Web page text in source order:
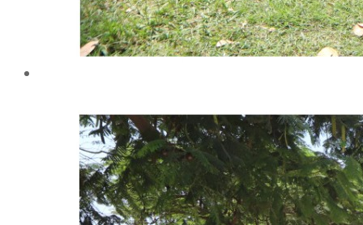
شهادة الاعتماد من الهيئة القومية لضمان جودة التعليم و
الاعتماد
الإدارة
رؤساء الأقسام العلمية
الهيكل التنظيمى
نبذة تاريخية
تاريخ الكلية
الإدارة الحالية
الخطة الإستراتجية و التنفيذية